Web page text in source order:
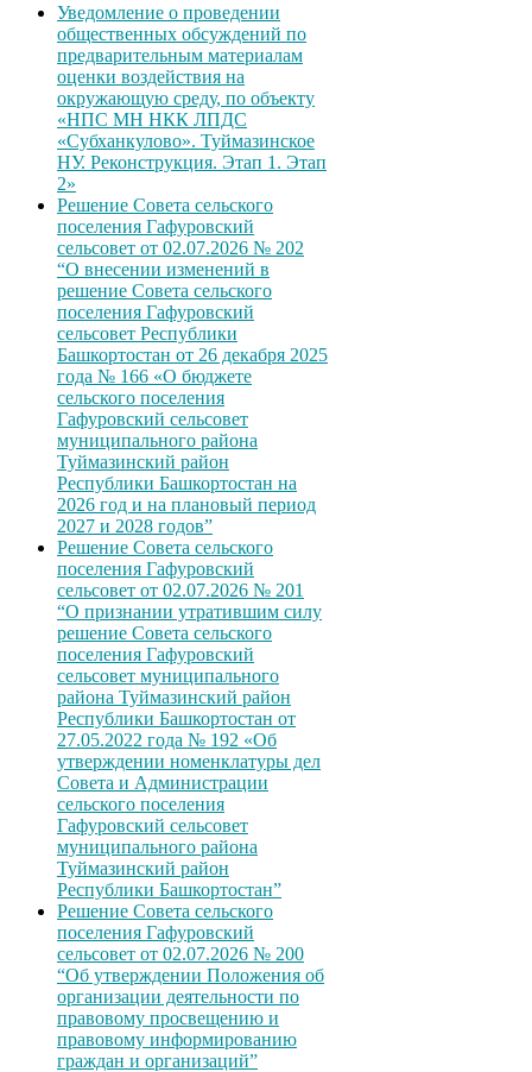
Уведомление о проведении
общественных обсуждений по
предварительным материалам
оценки воздействия на
окружающую среду, по объекту
«НПС МН НКК ЛПДС
«Субханкулово». Туймазинское
НУ. Реконструкция. Этап 1. Этап
2»
Решение Совета сельского
поселения Гафуровский
сельсовет от 02.07.2026 № 202
“О внесении изменений в
решение Совета сельского
поселения Гафуровский
сельсовет Республики
Башкортостан от 26 декабря 2025
года № 166 «О бюджете
сельского поселения
Гафуровский сельсовет
муниципального района
Туймазинский район
Республики Башкортостан на
2026 год и на плановый период
2027 и 2028 годов”
Решение Совета сельского
поселения Гафуровский
сельсовет от 02.07.2026 № 201
“О признании утратившим силу
решение Совета сельского
поселения Гафуровский
сельсовет муниципального
района Туймазинский район
Республики Башкортостан от
27.05.2022 года № 192 «Об
утверждении номенклатуры дел
Совета и Администрации
сельского поселения
Гафуровский сельсовет
муниципального района
Туймазинский район
Республики Башкортостан”
Решение Совета сельского
поселения Гафуровский
сельсовет от 02.07.2026 № 200
“Об утверждении Положения об
организации деятельности по
правовому просвещению и
правовому информированию
граждан и организаций”